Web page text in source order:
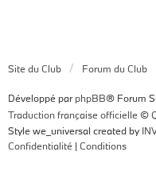
Site du Club Forum du Club
Développé parphpBB® Forum
Traduction française officielle ©
Style we_universal created by
Confidentialité | Conditions